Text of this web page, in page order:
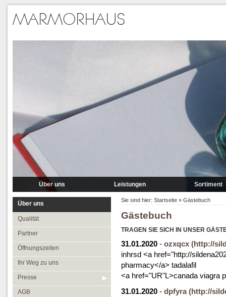
Über uns
Partner
Ihr Weg zu uns
Presse
Leistungen
Lieferung
Verlegung
Sortiment
Marmor
Granit R-Z
Mosaik
Leisten
Medallions
Über uns
Qualität
Partner
Öffnungszeiten
Ihr Weg zu uns
Presse
AGB
Sie sind hier: Startseite » Gästebuch
Gästebuch
TRAGEN SIE SICH IN UNSER
31.01.2020 - ozxqcx (http://
inhrsd <a href="http://
pharmacy</a> tadalafil
<a href="UR"L>canada viagra
31.01.2020 - dpfyra (http://